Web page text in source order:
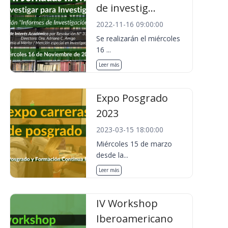
de investig...
2022-11-16 09:00:00
Se realizarán el miércoles
16 ...
Leer más
Expo Posgrado
2023
2023-03-15 18:00:00
Miércoles 15 de marzo
desde la...
Leer más
IV Workshop
Iberoamericano